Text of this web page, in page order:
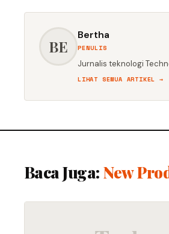
BE
Bertha
PENULIS
Jurnalis teknologi
LIHAT SEMUA ARTIKEL →
Baca Juga: New